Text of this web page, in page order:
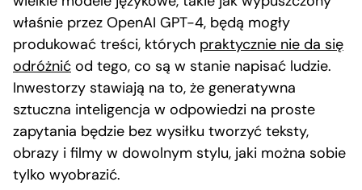
właśnie przez OpenAI GPT-4, będą mogły
produkować treści, których praktycznie nie da się
odróżnić od tego, co są w stanie napisać ludzie.
Inwestorzy stawiają na to, że generatywna
sztuczna inteligencja w odpowiedzi na proste
zapytania będzie bez wysiłku tworzyć teksty,
obrazy i filmy w dowolnym stylu, jaki można sobie
tylko wyobrazić.